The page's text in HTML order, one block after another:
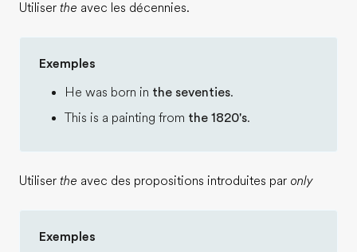
Utiliser the avec les décennies.
Exemples
He was born in the seventies.
This is a painting from the 1820's.
Utiliser the avec des propositions introduites par only
Exemples